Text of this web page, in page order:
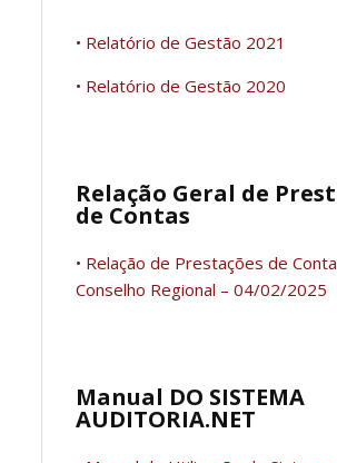
• Relatório de Gestão 2021
• Relatório de Gestão 2020
Relação Geral de
de Contas
• Relação de Prestações de
Conselho Regional – 04/02/2025
Manual DO SISTEMA
AUDITORIA.NET